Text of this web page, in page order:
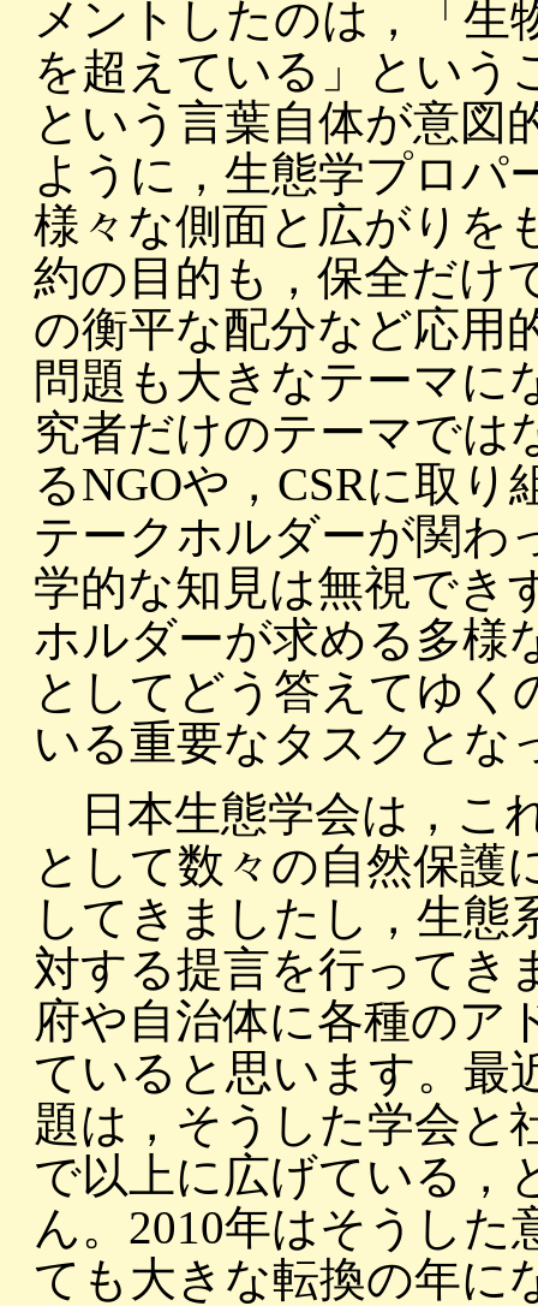
メントしたのは，「生
を超えている」という
という言葉自体が意図
ように，生態学プロパ
様々な側面と広がりを
約の目的も，保全だけ
の衡平な配分など応用
問題も大きなテーマに
究者だけのテーマでは
るNGOや，CSRに取
テークホルダーが関わ
学的な知見は無視でき
ホルダーが求める多様
としてどう答えてゆく
いる重要なタスクとな
日本生態学会は，こ
として数々の自然保護
してきましたし，生態
対する提言を行ってき
府や自治体に各種のア
ていると思います。最
題は，そうした学会と
で以上に広げている，
ん。2010年はそうし
ても大きな転換の年に